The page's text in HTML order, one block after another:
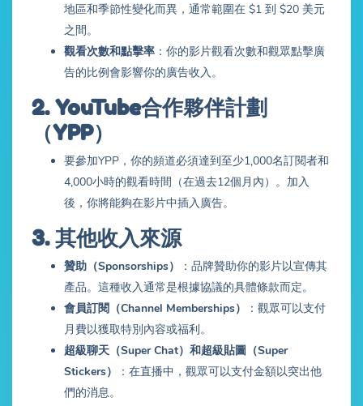
地區和季節性變化而異，通常範圍在 $1 到 $20 美元
之間。
觀看次數和點擊率 ：你的影片觀看次數和觀眾點擊廣
告的比例會影響你的廣告收入。
2.YouTube合作夥伴計劃
（YPP）
要參加YPP，你的頻道必須達到至少1,000名訂閱者和
4,000小時的觀看時間（在過去12個月內）。加入
後，你將能夠在影片中插入廣告。
3.其他收入來源
贊助（Sponsorships）
：品牌贊助你的影片以宣傳其
產品。這種收入通常是根據協議的具體條款而定。
會員訂閱（Channel Memberships）
：觀眾可以支付
月費以獲取特別內容或福利。
超級聊天（Super Chat）和超級貼圖（Super
Stickers）
：在直播中，觀眾可以支付金額以突出他
們的消息。